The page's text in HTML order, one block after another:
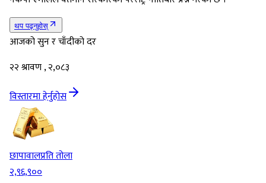
थप पढ्नुहोस्
आजको सुन र चाँदीको दर
२२ श्रावण , २,०८३
विस्तारमा हेर्नुहोस
छापावालप्रति तोला
२,९६,९००